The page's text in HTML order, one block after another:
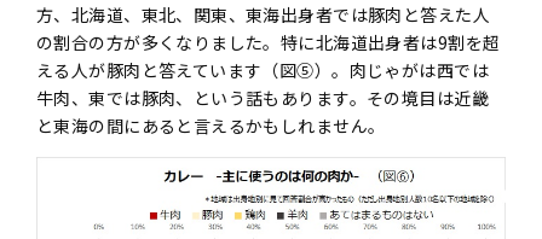
方、北海道、東北、関東、東海出身者では豚肉と答えた人
の割合の方が多くなりました。特に北海道出身者は9割を超
える人が豚肉と答えています（図⑤）。肉じゃがは西では
牛肉、東では豚肉、という話もあります。その境目は近畿
と東海の間にあると言えるかもしれません。